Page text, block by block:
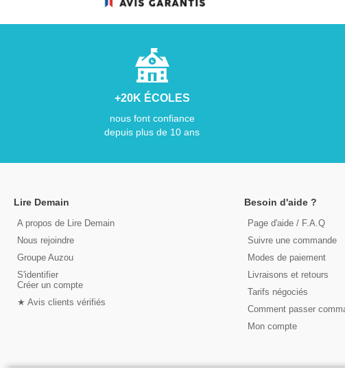
+20K ÉCOLES
nous font confiance
depuis plus de 10 ans
Lire Demain
A propos de Lire Demain
Nous rejoindre
Groupe Auzou
S'identifier
Créer un compte
★ Avis clients vérifiés
Besoin d'aide ?
Page d'aide / F.A.Q
Suivre une commande
Modes de paiement
Livraisons et retours
Tarifs négociés
Comment passer
Mon compte